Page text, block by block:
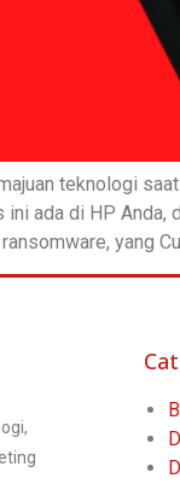
teknologi
ada di HP
yang